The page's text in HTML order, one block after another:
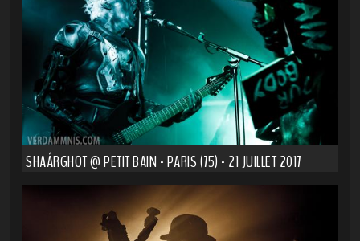
SHAÂRGHOT @ PETIT BAIN - PARIS (75) - 21 JUILLET 2017